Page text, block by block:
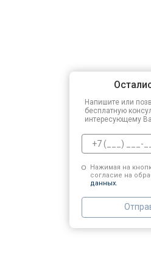
Напишите или
бесплатную
интересующему
Нажимая на
согласие на
данных.